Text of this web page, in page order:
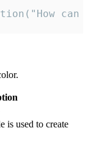
is used to create